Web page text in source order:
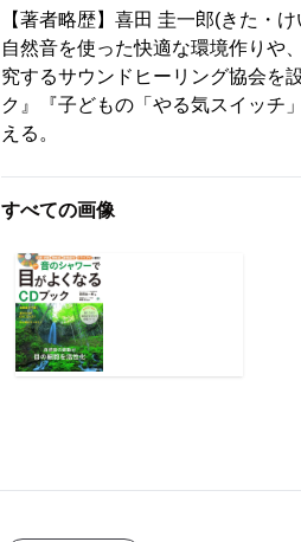
【著者略歴】喜田 圭一郎(きた・
自然音を使った快適な環境作りや
究するサウンドヒーリング協会を
ク』『子どもの「やる気スイッチ
える。
すべての画像